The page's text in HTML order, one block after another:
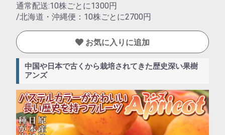
通常配送:10株ごとに1300円
/北海道・沖縄便：10株ごとに2700円
お気に入りに追加
中国や日本で古くから栽培されてきた歴史深い果樹
アンズ